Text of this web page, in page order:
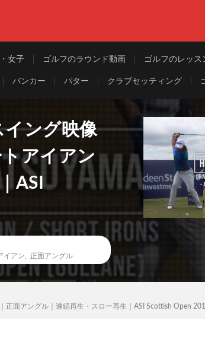
女子 ゴルフのラウンド動画 ゴルフのレッス
バンカー パター クラブセッティング
イング映像
アイアン
ASI
イアン 正面アングル
正面アングル｜連続再生・スロー再生｜ASI Scottish Open